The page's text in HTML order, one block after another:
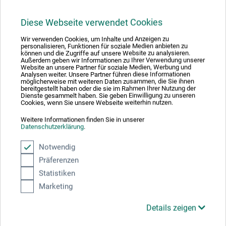
Diese Webseite verwendet Cookies
Wir verwenden Cookies, um Inhalte und Anzeigen zu
personalisieren, Funktionen für soziale Medien anbieten zu
können und die Zugriffe auf unsere Website zu analysieren.
Außerdem geben wir Informationen zu Ihrer Verwendung unserer
Website an unsere Partner für soziale Medien, Werbung und
Analysen weiter. Unsere Partner führen diese Informationen
möglicherweise mit weiteren Daten zusammen, die Sie ihnen
bereitgestellt haben oder die sie im Rahmen Ihrer Nutzung der
Dienste gesammelt haben. Sie geben Einwilligung zu unseren
Cookies, wenn Sie unsere Webseite weiterhin nutzen.
Weitere Informationen finden Sie in unserer
Datenschutzerklärung.
Notwendig
Präferenzen
Statistiken
Marketing
Details zeigen
Produktbewertungen (0)
Schreiben Sie die erste Bewertung zu diesem Produkt
JETZT PRODUKT BEWERTEN
Hersteller-Kontakt